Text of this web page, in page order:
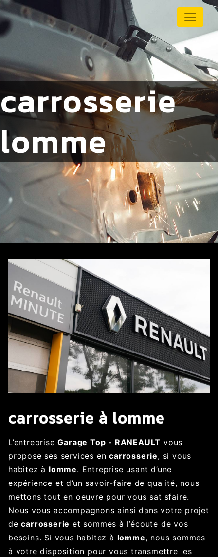
Panneau de gestion des cookies
carrosserie
lomme
carrosserie à lomme
L’entrepriseGarage Top - RANEAULT vous
propose ses services encarrosserie, si vous
habitez à lomme. Entreprise usant d’une
expérience et d’un savoir-faire de qualité, nous
mettons tout en oeuvre pour vous satisfaire.
Nous vous accompagnons ainsi dans votre projet
decarrosserie et sommes à l’écoute de vos
besoins. Si vous habitez à lomme, nous sommes
à votre disposition pour vous transmettre les